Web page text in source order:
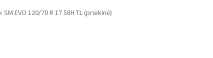
EVO 120/70 R 17 58H TL (priekinė)